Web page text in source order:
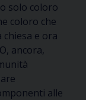
solo coloro
coloro che
e ora
ancora,
alle